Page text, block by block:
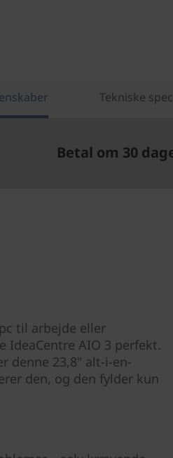
Tekniske
Betal om 30
til arbejde eller
IdeaCentre AIO 3 perfekt.
denne 23,8" alt-i-en-
den, og den fylder kun